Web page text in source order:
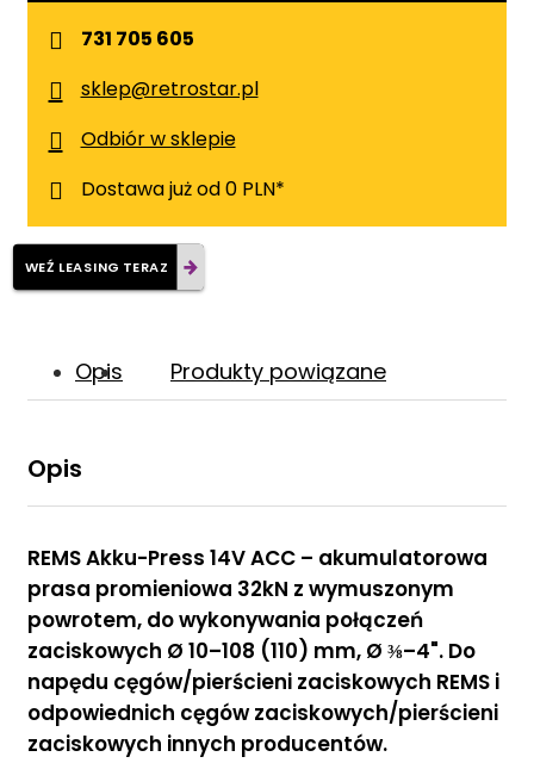
731 705 605
sklep@retrostar.pl
Odbiór w sklepie
Dostawa już od 0 PLN*
WEŹ LEASING TERAZ
Opis Produkty powiązane
Opis
REMS Akku-Press 14V ACC – akumulatorowa
prasa promieniowa 32kN z wymuszonym
powrotem, do wykonywania połączeń
zaciskowych Ø 10–108 (110) mm, Ø ⅜–4". Do
napędu cęgów/pierścieni zaciskowych REMS i
odpowiednich cęgów zaciskowych/pierścieni
zaciskowych innych producentów.